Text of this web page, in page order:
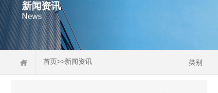
新闻资讯
News
首页>>新闻资讯 类别